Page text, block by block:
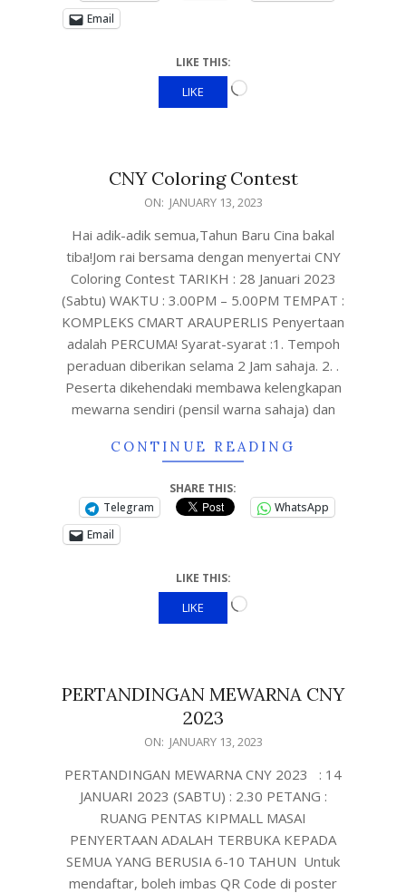
Email
LIKE THIS:
LIKE
CNY Coloring Contest
ON: JANUARY 13, 2023
Hai adik-adik semua,Tahun Baru Cina bakal
tiba!Jom rai bersama dengan menyertai CNY
Coloring Contest TARIKH : 28 Januari 2023
(Sabtu) WAKTU : 3.00PM – 5.00PM TEMPAT :
KOMPLEKS CMART ARAUPERLIS Penyertaan
adalah PERCUMA! Syarat-syarat :1. Tempoh
peraduan diberikan selama 2 Jam sahaja. 2. .
Peserta dikehendaki membawa kelengkapan
mewarna sendiri (pensil warna sahaja) dan
CONTINUE READING
SHARE THIS:
Telegram
WhatsApp
Email
LIKE THIS:
LIKE
PERTANDINGAN MEWARNA CNY
2023
ON: JANUARY 13, 2023
PERTANDINGAN MEWARNA CNY 2023 : 14
JANUARI 2023 (SABTU) : 2.30 PETANG :
RUANG PENTAS KIPMALL MASAI
PENYERTAAN ADALAH TERBUKA KEPADA
SEMUA YANG BERUSIA 6-10 TAHUN Untuk
mendaftar, boleh imbas QR Code di poster